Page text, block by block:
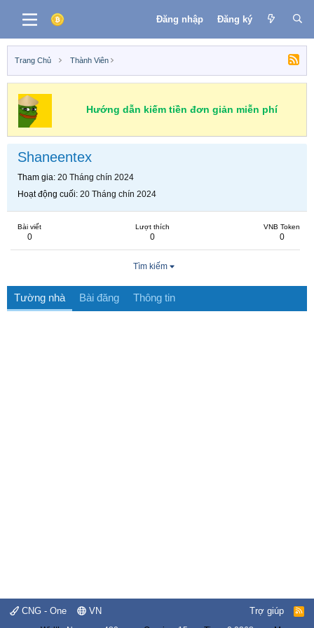
Đăng nhập Đăng ký
Trang Chủ Thành Viên
Hướng dẫn kiếm tiền đơn giản miễn phí
Shaneentex
Tham gia 20 Tháng chín 2024
Hoạt động cuối 20 Tháng chín 2024
Bài viết
0
Lượt thích
0
VNB Token
0
Tìm kiếm
Tường nhà Bài đăng Thông tin
CNG - One VN Trợ giúp
R